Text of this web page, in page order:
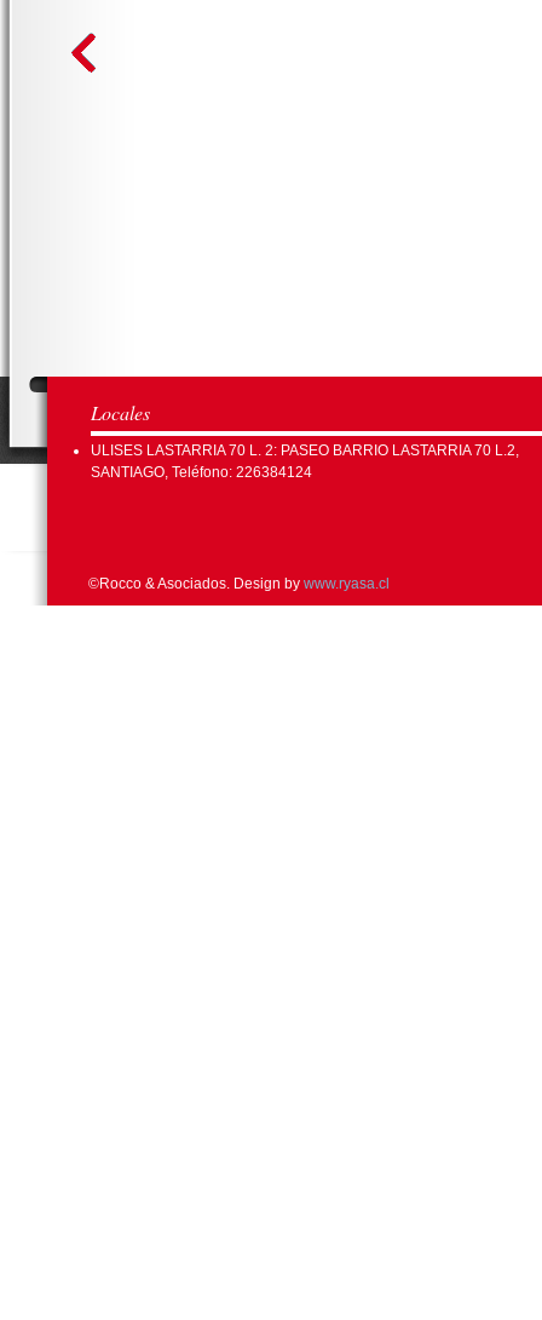
Locales
ULISES LASTARRIA 70 L. 2: PASEO BARRIO LASTARRIA 70 L.2,
SANTIAGO, Teléfono: 226384124
©Rocco & Asociados. Design by www.ryasa.cl